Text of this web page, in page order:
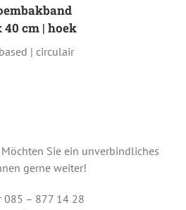
40 cm | hoek
| circulair
Sie ein unverbindliches
gerne weiter!
085 – 877 14 28